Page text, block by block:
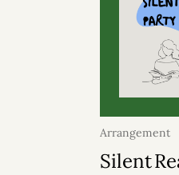
Arrangement
2026
Silent